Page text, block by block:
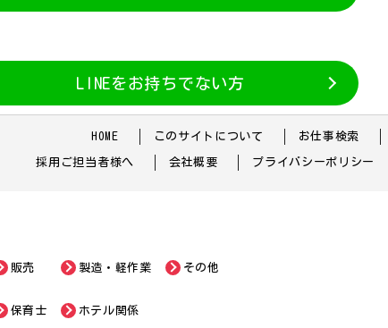
LINEをお持ちでない方
HOME このサイトについて お仕事検索
採用ご担当者様へ 会社概要 プライバシーポリシー
販売
保育士
製造・軽作業
ホテル関係
その他